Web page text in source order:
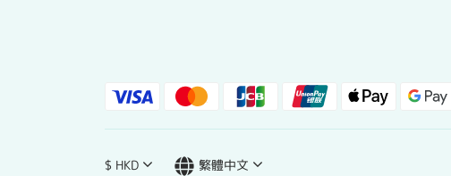
$ HKD 繁體中文